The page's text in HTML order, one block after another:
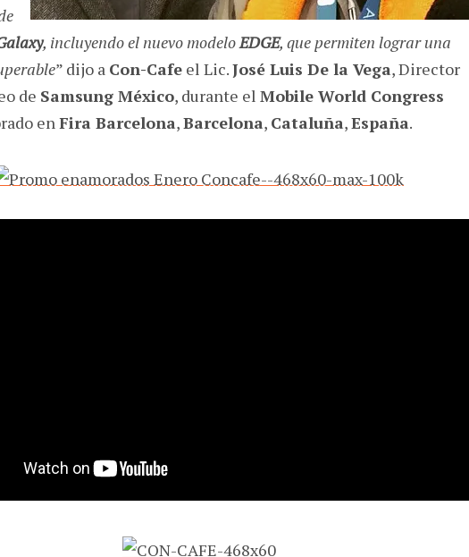
, incluyendo el nuevo modeloEDGE, que permiten lograr una
” dijo a Con-Cafe el Lic.José Luis De la Vega, Director
de Samsung México, durante el Mobile World Congress
enFira Barcelona,Barcelona, Cataluña,España.